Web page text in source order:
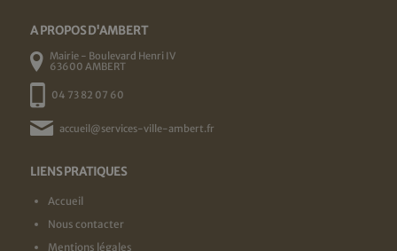
A PROPOS D'AMBERT
Mairie - Boulevard Henri IV
63600 AMBERT
04 73 82 07 60
accueil@services-ville-ambert.fr
LIENS PRATIQUES
Accueil
Nous contacter
Mentions légales